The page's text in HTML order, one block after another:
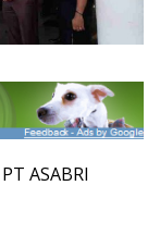
ASABRI